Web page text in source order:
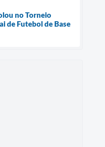
no Torneio
de Futebol de Base